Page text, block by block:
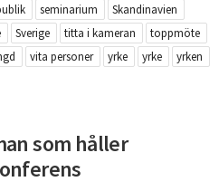
seminarium
Skandinavien
Sverige titta i kameran
toppmöte
vita personer yrke yrke yrken
som håller